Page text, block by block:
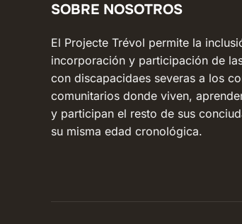
SOBRE NOSOTROS
El Projecte Trévol permite la
incorporación y participación de
con discapacidaes severas a los
comunitarios donde viven,
y participan el resto de sus
su misma edad cronológica.